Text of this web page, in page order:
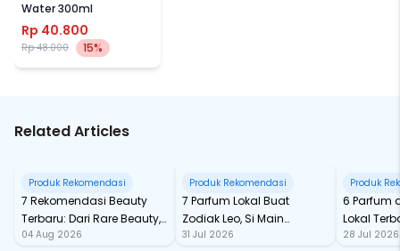
Water 300ml
Rp 40.800
Rp 48.000 15%
Related Articles
Produk Rekomendasi
7 Rekomendasi Beauty
Terbaru: Dari Rare Beauty,
Sampai Rhode Skin, Super
04 Aug 2026
Produk Rekomendasi
7 Parfum Lokal Buat
Zodiak Leo, Si Main
Character yang Selalu
31 Jul 2026
Produk
6 Parfum
Lokal
dari
28 Jul 2026